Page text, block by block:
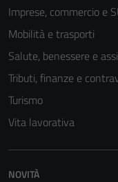
Imprese, commercio e
Mobilità e trasporti
Salute, benessere e
Tributi, finanze e
Turismo
Vita lavorativa
NOVITÀ